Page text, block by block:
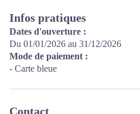
Infos pratiques
Dates d'ouverture :
Du 01/01/2026 au 31/12/2026
Mode de paiement :
- Carte bleue
Contact